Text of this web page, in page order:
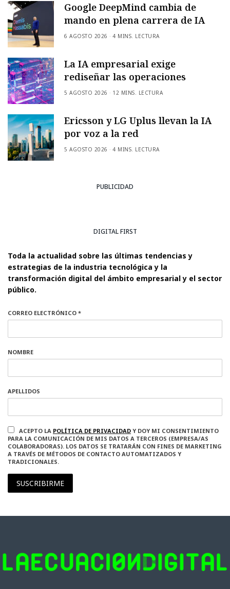
Google DeepMind cambia de
mando en plena carrera de IA
6 AGOSTO 2026 4 MINS. LECTURA
La IA empresarial exige
rediseñar las operaciones
5 AGOSTO 2026 12 MINS. LECTURA
Ericsson y LG Uplus llevan la IA
por voz a la red
5 AGOSTO 2026 4 MINS. LECTURA
PUBLICIDAD
DIGITAL FIRST
Toda la actualidad sobre las últimas tendencias y
estrategias de la industria tecnológica y la
transformación digital del ámbito empresarial y el sector
público.
CORREO ELECTRÓNICO *
NOMBRE
APELLIDOS
ACEPTO LA POLÍTICA DE PRIVACIDAD Y DOY MI CONSENTIMIENTO
PARA LA COMUNICACIÓN DE MIS DATOS A TERCEROS (EMPRESA/AS
COLABORADORAS). LOS DATOS SE TRATARÁN CON FINES DE MARKETING
A TRAVÉS DE MÉTODOS DE CONTACTO AUTOMATIZADOS Y
TRADICIONALES.
SUSCRIBIRME